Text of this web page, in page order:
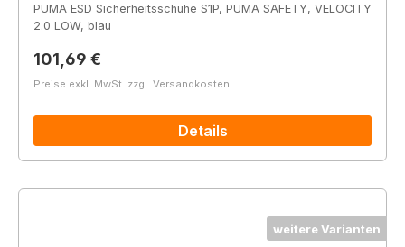
PUMA ESD Sicherheitsschuhe S1P, PUMA SAFETY, VELOCITY
2.0 LOW, blau
Regulärer Preis:
101,69 €
Preise exkl. MwSt. zzgl. Versandkosten
Details
weitere Varianten